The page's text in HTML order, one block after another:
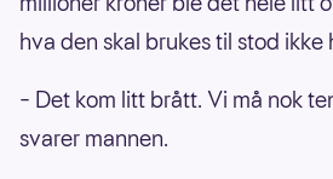
hva den skal brukes til stod ikke
– Det kom litt brått. Vi må nok
svarer mannen.